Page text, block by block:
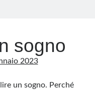
sogno
2023
un sogno. Perché